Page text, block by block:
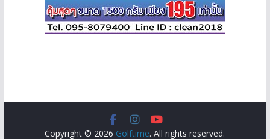
Copyright © 2026 Golftime. All rights reserved.